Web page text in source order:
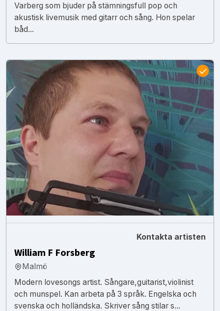
Varberg som bjuder på stämningsfull pop och
akustisk livemusik med gitarr och sång. Hon spelar
båd...
Kontakta artisten
William F Forsberg
Malmö
Modern lovesongs artist. Sångare,guitarist,violinist
och munspel. Kan arbeta på 3 språk. Engelska och
svenska och holländska. Skriver sång stilar s...